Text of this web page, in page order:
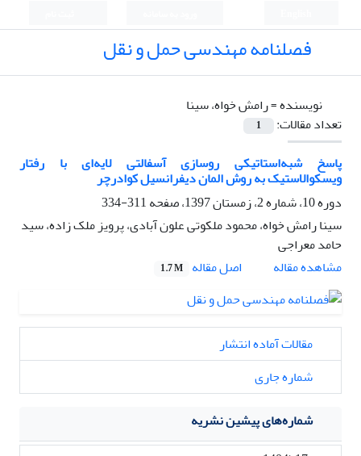
فصلنامه مهندسی حمل و نقل
نویسنده =رامش خواه، سینا
تعداد مقالات:
1
پاسخ شبه‌استاتیکی روسازی آسفالتی لایه‌ای با رفتار
ویسکوالاستیک به روش المان دیفرانسیل کوادرچر
دوره 10، شماره 2، زمستان 1397، صفحه
311-334
سینا رامش خواه، محمود ملکوتی علون آبادی، پرویز ملک زاده، سید
حامد معراجی
مشاهده مقاله
اصل مقاله 1.7 M
مقالات آماده انتشار
شماره جاری
شماره‌های پیشین نشریه